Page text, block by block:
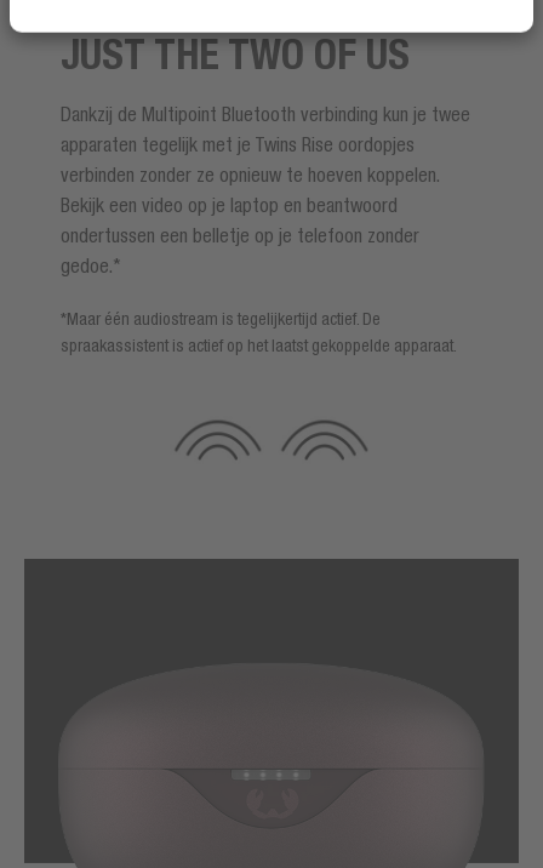
JUST THE TWO OF US
Dankzij de Multipoint Bluetooth verbinding kun je twee
apparaten tegelijk met je Twins Rise oordopjes
verbinden zonder ze opnieuw te hoeven koppelen.
Bekijk een video op je laptop en beantwoord
ondertussen een belletje op je telefoon zonder
gedoe.*
*Maar één audiostream is tegelijkertijd actief. De
spraakassistent is actief op het laatst gekoppelde apparaat.